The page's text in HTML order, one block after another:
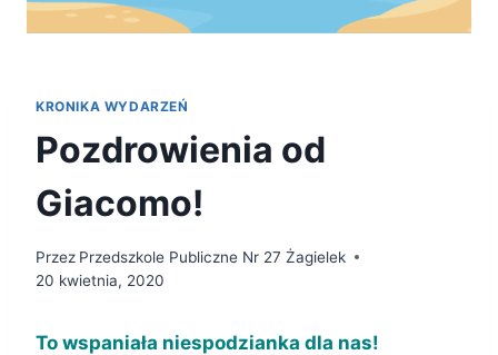
KRONIKA WYDARZEŃ
Pozdrowienia od
Giacomo!
Przez Przedszkole Publiczne Nr 27 Żagielek
20 kwietnia, 2020
To wspaniała niespodzianka dla nas!